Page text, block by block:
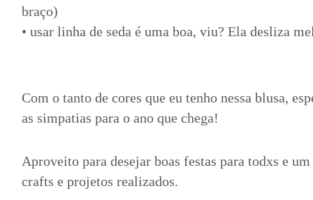
braço)
• usar linha de seda é uma boa, viu? Ela desliza
Com o tanto de cores que eu tenho nessa blusa,
as simpatias para o ano que chega!
Aproveito para desejar boas festas para todxs e
crafts e projetos realizados.